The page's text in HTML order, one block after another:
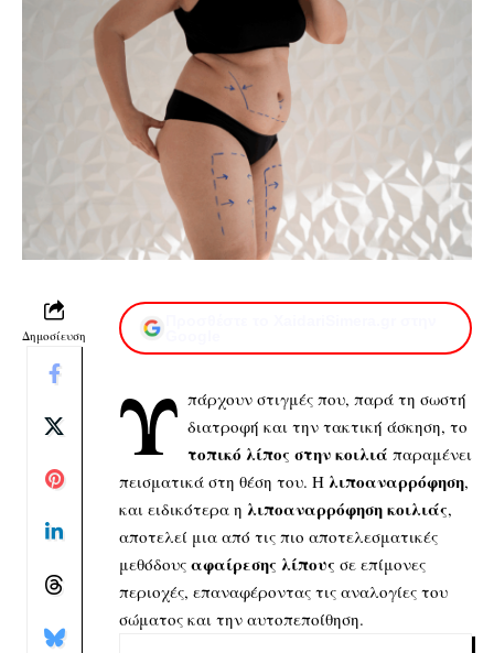
Δημοσίευση
Υ πάρχουν στιγμές που, παρά τη σωστή
διατροφή και την τακτική άσκηση, το
τοπικό λίπος στην κοιλιά παραμένει
πεισματικά στη θέση του. Η λιποαναρρόφηση,
και ειδικότερα η λιποαναρρόφηση κοιλιάς,
αποτελεί μια από τις πιο αποτελεσματικές
μεθόδους αφαίρεσης λίπους σε επίμονες
περιοχές, επαναφέροντας τις αναλογίες του
σώματος και την αυτοπεποίθηση.